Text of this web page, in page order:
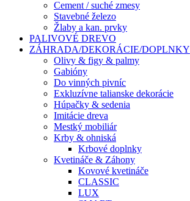
Cement / suché zmesy
Stavebné železo
Žlaby a kan. prvky
PALIVOVÉ DREVO
ZÁHRADA/DEKORÁCIE/DOPLNKY
Olivy & figy & palmy
Gabióny
Do vinných pivníc
Exkluzívne talianske dekorácie
Húpačky & sedenia
Imitácie dreva
Mestký mobiliár
Krby & ohniská
Krbové doplnky
Kvetináče & Záhony
Kovové kvetináče
CLASSIC
LUX